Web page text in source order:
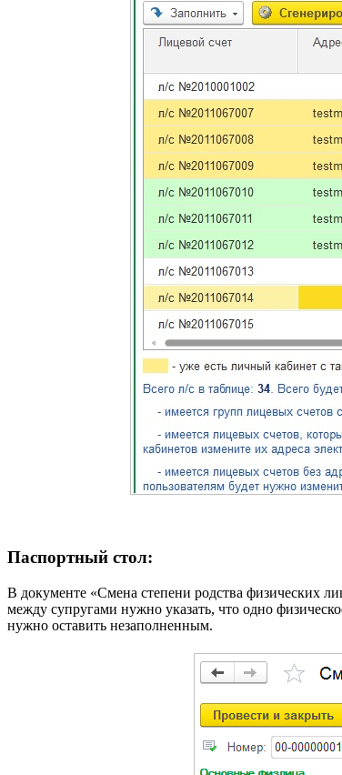
Паспортный стол:
В документе «Смена степени родства физических
между супругами нужно указать, что одно
нужно оставить незаполненным.